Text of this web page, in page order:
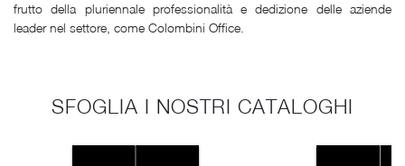
frutto della pluriennale professionalità e dedizione delle aziende
leader nel settore, come Colombini Office.
SFOGLIA I NOSTRI CATALOGHI